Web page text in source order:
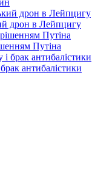
дрон в Лейпцигу
Путіна
антибалістики